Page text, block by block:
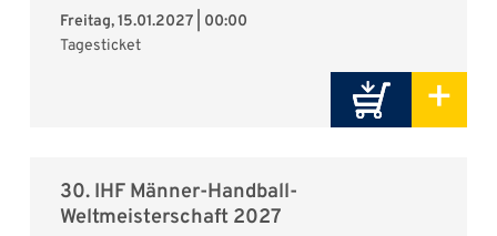
Freitag, 15.01.2027 | 00:00
Tagesticket
+
30. IHF Männer-Handball-
Weltmeisterschaft 2027